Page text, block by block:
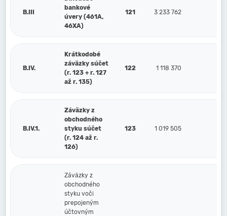
B.III
bankové
úvery (461A,
46XA)
121 3 233 762
B.IV.
Krátkodobé
záväzky súčet
(r. 123 + r. 127
až r. 135)
122 1 118 370
B.IV.1.
Záväzky z
obchodného
styku súčet
(r. 124 až r.
126)
123 1 019 505
Záväzky z
obchodného
styku voči
prepojeným
účtovným